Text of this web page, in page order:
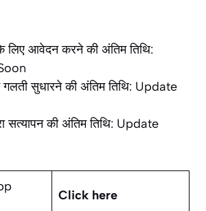
लिए आवेदन करने की अंतिम तिथि:
गलती सुधारने की अंतिम तिथि: Update
सत्यापन की अंतिम तिथि: Update
Click here